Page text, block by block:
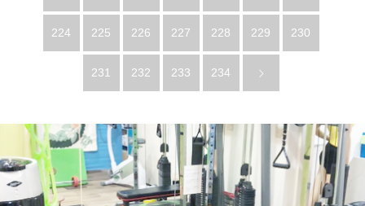
224 225 226 227 228 229 230
231 232 233 234